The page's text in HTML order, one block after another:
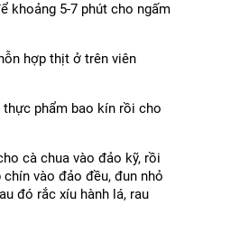
khoảng 5-7 phút cho ngấm
hợp thịt ở trên viên
thực phẩm bao kín rồi cho
cà chua vào đảo kỹ, rồi
vào đảo đều, đun nhỏ
đó rắc xíu hành lá, rau